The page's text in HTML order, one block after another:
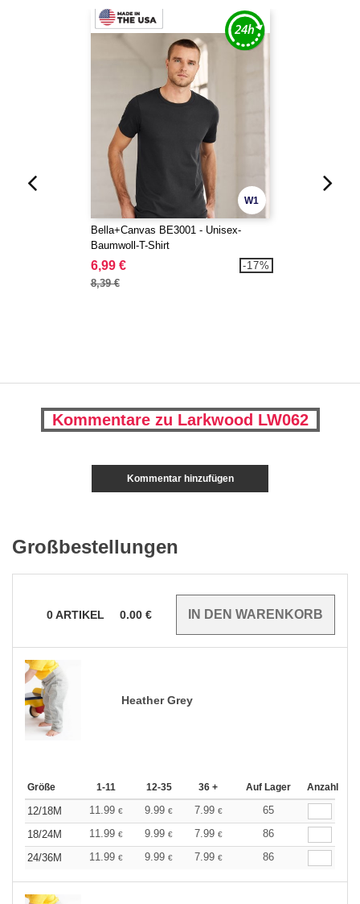
W1
Bella+Canvas BE3001 - Unisex-
Baumwoll-T-Shirt
6,99 €
8,39 €
-17%
Kommentare zu Larkwood LW062
Kommentar hinzufügen
Großbestellungen
0ARTIKEL 0.00 €
Heather Grey
Größe 1-11 12-35 36 + Auf Lager Anzahl
12/18M 11.99 € 9.99 € 7.99 €
65
18/24M
11.99 € 9.99 € 7.99 €
86
24/36M
11.99 € 9.99 € 7.99 € 86